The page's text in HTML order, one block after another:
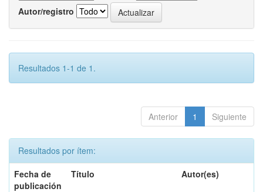
Autor/registro
Resultados 1-1 de 1.
Anterior 1 Siguiente
Resultados por ítem:
Fecha de
publicación
Título Autor(es)